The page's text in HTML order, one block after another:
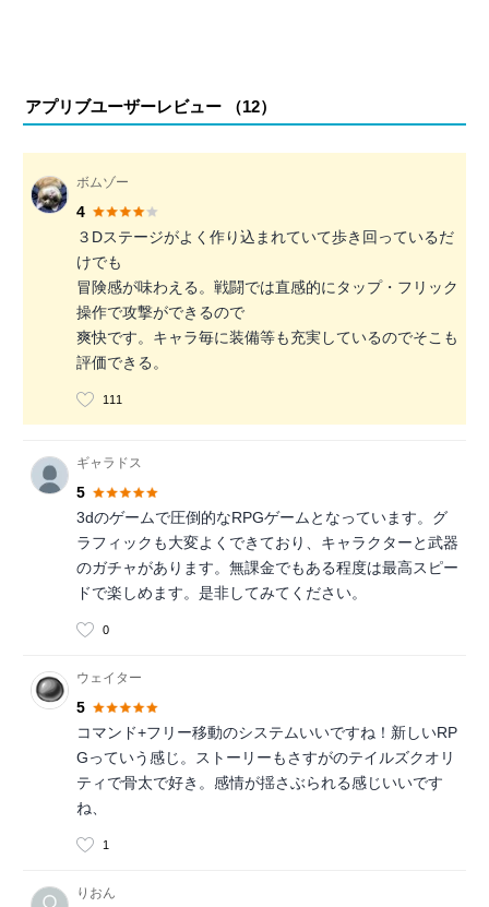
アプリブユーザーレビュー （12）
ボムゾー
4
３Dステージがよく作り込まれていて歩き回っているだ
けでも
冒険感が味わえる。戦闘では直感的にタップ・フリック
操作で攻撃ができるので
爽快です。キャラ毎に装備等も充実しているのでそこも
評価できる。
111
ギャラドス
5
3dのゲームで圧倒的なRPGゲームとなっています。グ
ラフィックも大変よくできており、キャラクターと武器
のガチャがあります。無課金でもある程度は最高スピー
ドで楽しめます。是非してみてください。
0
ウェイター
5
コマンド+フリー移動のシステムいいですね！新しいRP
Gっていう感じ。ストーリーもさすがのテイルズクオリ
ティで骨太で好き。感情が揺さぶられる感じいいです
ね、
1
りおん